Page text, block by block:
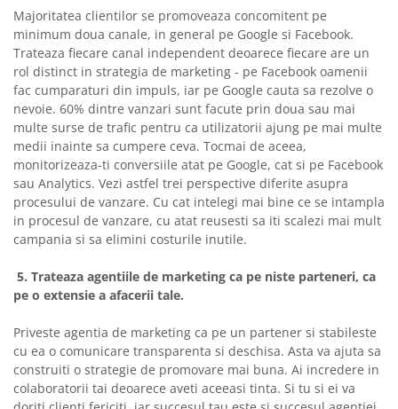
Majoritatea clientilor se promoveaza concomitent pe
minimum doua canale, in general pe Google si Facebook.
Trateaza fiecare canal independent deoarece fiecare are un
rol distinct in strategia de marketing - pe Facebook oamenii
fac cumparaturi din impuls, iar pe Google cauta sa rezolve o
nevoie. 60% dintre vanzari sunt facute prin doua sau mai
multe surse de trafic pentru ca utilizatorii ajung pe mai multe
medii inainte sa cumpere ceva. Tocmai de aceea,
monitorizeaza-ti conversiile atat pe Google, cat si pe Facebook
sau Analytics. Vezi astfel trei perspective diferite asupra
procesului de vanzare. Cu cat intelegi mai bine ce se intampla
in procesul de vanzare, cu atat reusesti sa iti scalezi mai mult
campania si sa elimini costurile inutile.
5. Trateaza agentiile de marketing ca pe niste parteneri, ca
pe o extensie a afacerii tale.
Priveste agentia de marketing ca pe un partener si stabileste
cu ea o comunicare transparenta si deschisa. Asta va ajuta sa
construiti o strategie de promovare mai buna. Ai incredere in
colaboratorii tai deoarece aveti aceeasi tinta. Si tu si ei va